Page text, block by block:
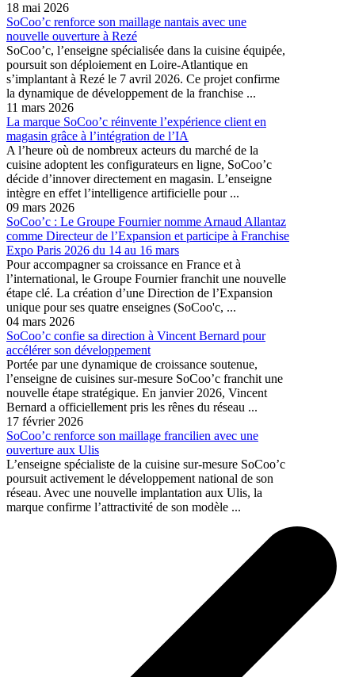
18 mai 2026
SoCoo’c renforce son maillage nantais avec une
nouvelle ouverture à Rezé
SoCoo’c, l’enseigne spécialisée dans la cuisine équipée,
poursuit son déploiement en Loire-Atlantique en
s’implantant à Rezé le 7 avril 2026. Ce projet confirme
la dynamique de développement de la franchise ...
11 mars 2026
La marque SoCoo’c réinvente l’expérience client en
magasin grâce à l’intégration de l’IA
A l’heure où de nombreux acteurs du marché de la
cuisine adoptent les configurateurs en ligne, SoCoo’c
décide d’innover directement en magasin. L’enseigne
intègre en effet l’intelligence artificielle pour ...
09 mars 2026
SoCoo’c : Le Groupe Fournier nomme Arnaud Allantaz
comme Directeur de l’Expansion et participe à Franchise
Expo Paris 2026 du 14 au 16 mars
Pour accompagner sa croissance en France et à
l’international, le Groupe Fournier franchit une nouvelle
étape clé. La création d’une Direction de l’Expansion
unique pour ses quatre enseignes (SoCoo'c, ...
04 mars 2026
SoCoo’c confie sa direction à Vincent Bernard pour
accélérer son développement
Portée par une dynamique de croissance soutenue,
l’enseigne de cuisines sur-mesure SoCoo’c franchit une
nouvelle étape stratégique. En janvier 2026, Vincent
Bernard a officiellement pris les rênes du réseau ...
17 février 2026
SoCoo’c renforce son maillage francilien avec une
ouverture aux Ulis
L’enseigne spécialiste de la cuisine sur-mesure SoCoo’c
poursuit activement le développement national de son
réseau. Avec une nouvelle implantation aux Ulis, la
marque confirme l’attractivité de son modèle ...